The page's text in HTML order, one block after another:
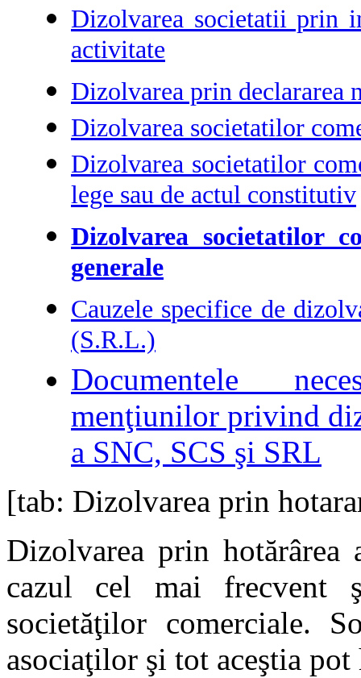
Dizolvarea societatii prin
activitate
Dizolvarea prin declararea
Dizolvarea societatilor
Dizolvarea societatilor
lege sau de actul constitutiv
Dizolvarea societatilor
generale
Cauzele specifice de
(S.R.L.)
Documentele
menţiunilor privind
a SNC, SCS şi SRL
[tab: Dizolvarea prin
Dizolvarea prin hotărârea
cazul cel mai frecvent
societăţilor comerciale.
asociaţilor şi tot aceştia